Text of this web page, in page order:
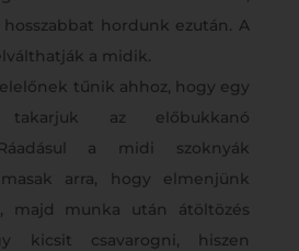
hordunk ezután. A
a midik.
tűnik ahhoz, hogy egy
az előbukkanó
a midi szoknyák
arra, hogy elmenjünk
majd munka után átöltözés
kicsit csavarogni, hiszen